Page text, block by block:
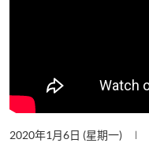
2020年1月6日 (星期一)